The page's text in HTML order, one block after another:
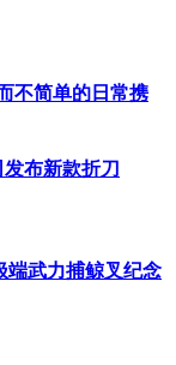
不简单的日常携
布新款折刀
端武力捕鲸叉纪念